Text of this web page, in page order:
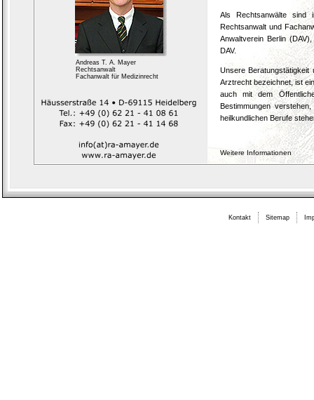
Als Rechtsanwälte sind
Rechtsanwalt und
Anwaltverein Berlin
DAV.
Unsere
Arztrecht bezeichnet, ist
auch mit dem
Bestimmungen
heilkundlichen Berufe
Andreas T. A. Mayer
Rechtsanwalt
Fachanwalt für Medizinrecht
Weitere Informationen
Kontakt Sitemap